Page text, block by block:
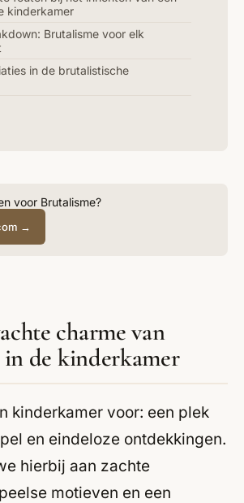
kinderkamer
Brutalisme voor elk
in de brutalistische
voor Brutalisme?
→
charme van
de kinderkamer
kinderkamer voor: een plek
en eindeloze ontdekkingen.
hierbij aan zachte
motieven en een